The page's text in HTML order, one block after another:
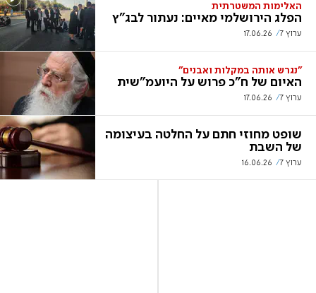
האלימות המשטרתית
הפלג הירושלמי מאיים: נעתור לבג"ץ
ערוץ 7 17.06.26
"נגרש אותה במקלות ואבנים"
האיום של ח"כ פרוש על היועמ"שית
ערוץ 7 17.06.26
שופט מחוזי חתם על החלטה בעיצומה
של השבת
ערוץ 7 16.06.26